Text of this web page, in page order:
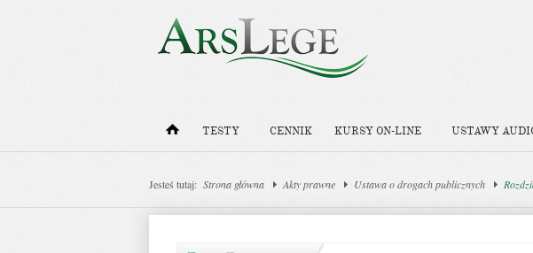
TESTY CENNIK KURSY ON-LINE USTAWY
Jesteś tutaj: Strona główna Akty prawne Ustawa o drogach publicznych